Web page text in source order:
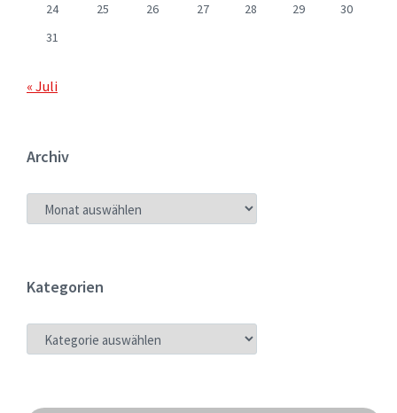
24
25 26 27 28 29
30
31
« Juli
Archiv
ARCHIV
Kategorien
KATEGORIEN